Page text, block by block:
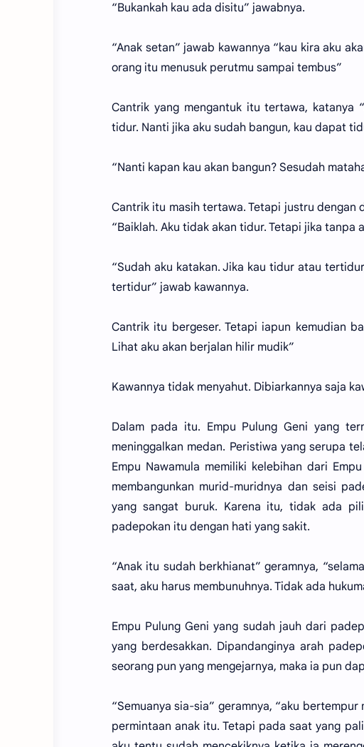
“Bukankah kau ada disitu” jawabnya.
“Anak setan” jawab kawannya “kau kira aku
orang itu menusuk perutmu sampai tembus”
Cantrik yang mengantuk itu tertawa, katanya
tidur. Nanti jika aku sudah bangun, kau dapat
“Nanti kapan kau akan bangun? Sesudah
Cantrik itu masih tertawa. Tetapi justru dengan
“Baiklah. Aku tidak akan tidur. Tetapi jika tanpa
“Sudah aku katakan. Jika kau tidur atau
tertidur” jawab kawannya.
Cantrik itu bergeser. Tetapi iapun kemudian
Lihat aku akan berjalan hilir mudik”
Kawannya tidak menyahut. Dibiarkannya saja
Dalam pada itu. Empu Pulung Geni yang
meninggalkan medan. Peristiwa yang serupa
Empu Nawamula memiliki kelebihan dari
membangunkan murid-muridnya dan seisi
yang sangat buruk. Karena itu, tidak ada
padepokan itu dengan hati yang sakit.
“Anak itu sudah berkhianat” geramnya,
saat, aku harus membunuhnya. Tidak ada
Empu Pulung Geni yang sudah jauh dari
yang berdesakkan. Dipandanginya arah
seorang pun yang mengejarnya, maka ia pun
“Semuanya sia-sia” geramnya, “aku
permintaan anak itu. Tetapi pada saat yang